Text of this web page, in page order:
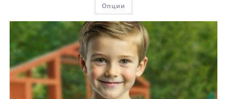
Опции